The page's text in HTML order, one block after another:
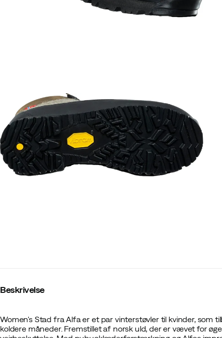
Beskrivelse
Women's Stad fra Alfa er et par vinterstøvler til kvinder, som
koldere måneder. Fremstillet af norsk uld, der er vævet for